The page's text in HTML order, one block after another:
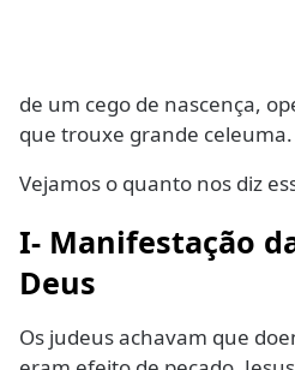
de um cego de nascença,
que trouxe grande celeuma.
Vejamos o quanto nos diz
I- Manifestação
Deus
Os judeus achavam que